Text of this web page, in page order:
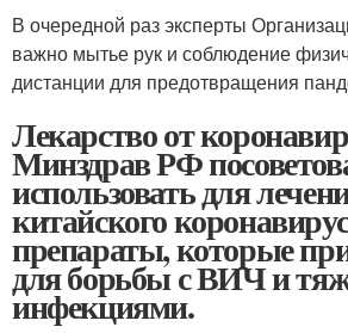
В очередной раз эксперты
важно мытье рук и соблюдение
дистанции для предотвращения
Лекарство от
Минздрав РФ
использовать для
китайского
препараты, которые
для борьбы с ВИЧ и
инфекциями.